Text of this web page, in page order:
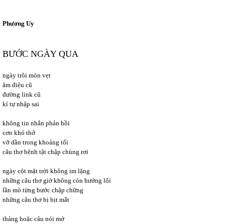
Phương Uy
BƯỚC NGÀY QUA
ngày trôi mòn vẹt
âm điệu cũ
đường link cũ
kí tự nhập sai
không tin nhắn phản hồi
cơn khó thở
vỡ dần trong khoảng tối
câu thơ bệnh tật chập chùng rơi
ngày cột mặt trời không im lặng
những câu thơ giờ không còn hướng lối
lần mò từng bước chập chững
những câu thơ bị bịt mắt
thảng hoặc câu nói mớ